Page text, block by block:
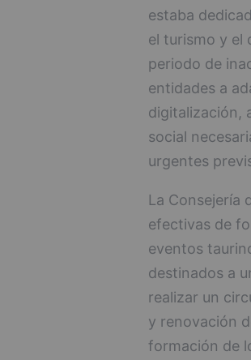
estaba
el turismo y el
periodo de
entidades a
digitalización,
social
urgentes
La Consejería
efectivas de
eventos
destinados a
realizar un
y renovación
formación de